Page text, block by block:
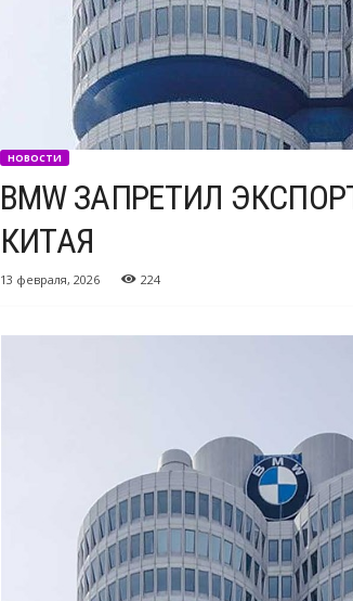
НОВОСТИ
BMW ЗАПРЕТИЛ
КИТАЯ
13 февраля, 2026 224